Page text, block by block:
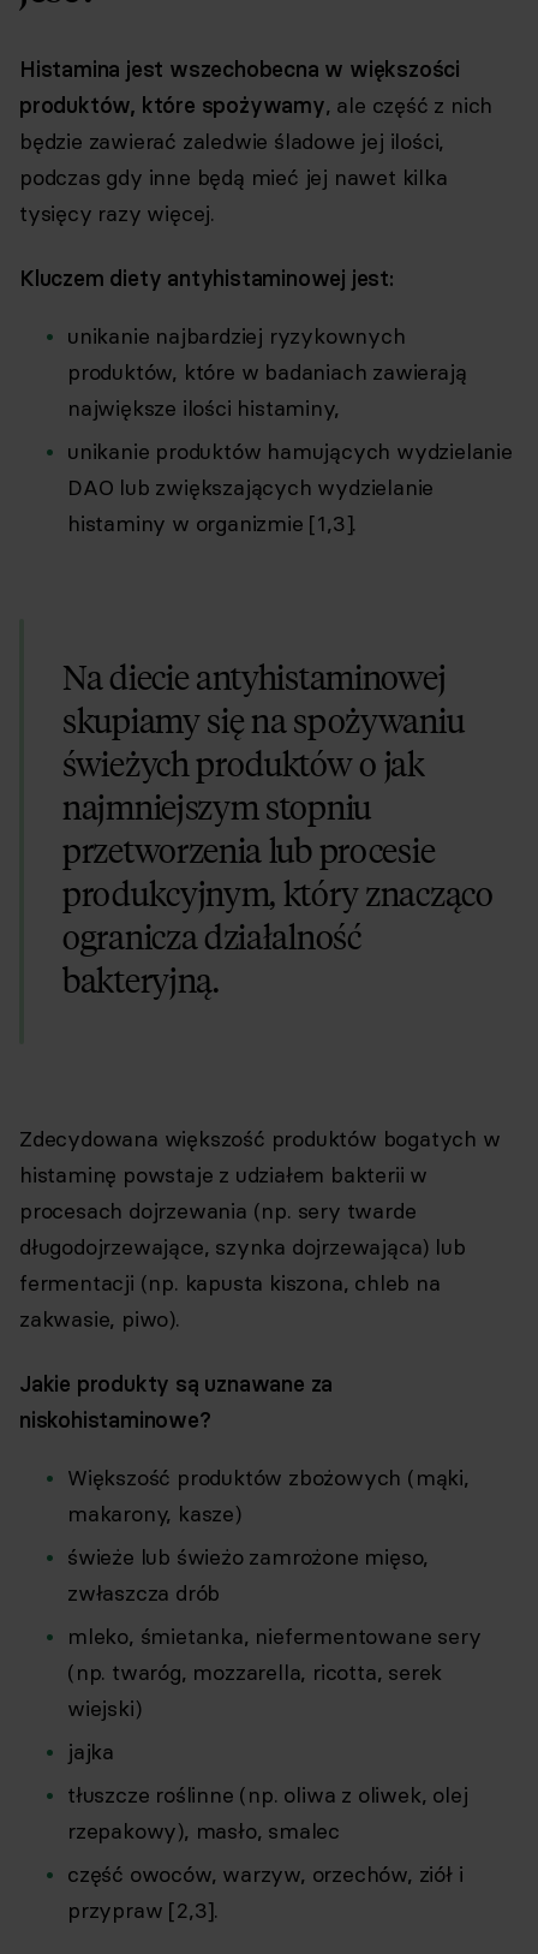
Histamina jest wszechobecna w większości
produktów, które spożywamy, ale część z nich
będzie zawierać zaledwie śladowe jej ilości,
podczas gdy inne będą mieć jej nawet kilka
tysięcy razy więcej.
Kluczem diety antyhistaminowej jest:
unikanie najbardziej ryzykownych
produktów, które w badaniach zawierają
największe ilości histaminy,
unikanie produktów hamujących wydzielanie
DAO lub zwiększających wydzielanie
histaminy w organizmie [1,3].
Na diecie antyhistaminowej
skupiamy się na spożywaniu
świeżych produktów o jak
najmniejszym stopniu
przetworzenia lub procesie
produkcyjnym, który znacząco
ogranicza działalność
bakteryjną.
Zdecydowana większość produktów bogatych w
histaminę powstaje z udziałem bakterii w
procesach dojrzewania (np. sery twarde
długodojrzewające, szynka dojrzewająca) lub
fermentacji (np. kapusta kiszona, chleb na
zakwasie, piwo).
Jakie produkty są uznawane za
niskohistaminowe?
Większość produktów zbożowych (mąki,
makarony, kasze)
świeże lub świeżo zamrożone mięso,
zwłaszcza drób
mleko, śmietanka, niefermentowane sery
(np. twaróg, mozzarella, ricotta, serek
wiejski)
jajka
tłuszcze roślinne (np. oliwa z oliwek, olej
rzepakowy), masło, smalec
część owoców, warzyw, orzechów, ziół i
przypraw [2,3].